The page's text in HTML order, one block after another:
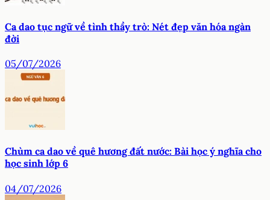
Ca dao tục ngữ về tình thầy trò: Nét đẹp văn hóa ngàn
đời
05/07/2026
Chùm ca dao về quê hương đất nước: Bài học ý nghĩa cho
học sinh lớp 6
04/07/2026